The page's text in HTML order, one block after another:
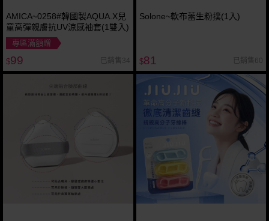
AMICA~0258#韓國製AQUA.X兒
童高彈親膚抗UV涼感袖套(1雙入)
專區滿額贈
$99 已銷售34
Solone~軟布蕾生粉撲(1入)
$81 已銷售60